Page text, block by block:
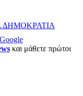
ΔΗΜΟΚΡΑΤΙΑ
και μάθετε πρώτοι